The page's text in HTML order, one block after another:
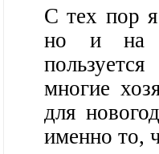
С тех пор
но и на
многие
для
именно то,